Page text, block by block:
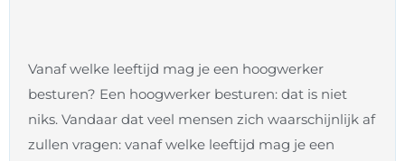
Vanaf welke leeftijd mag je een hoogwerker
besturen? Een hoogwerker besturen: dat is niet
niks. Vandaar dat veel mensen zich waarschijnlijk af
zullen vragen: vanaf welke leeftijd mag je een